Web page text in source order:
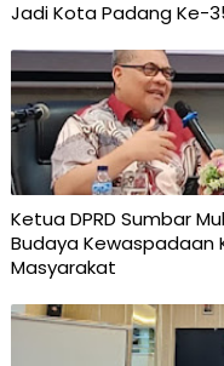
Jadi Kota Padang Ke-
Ketua DPRD Sumbar
Budaya Kewaspadaan
Masyarakat